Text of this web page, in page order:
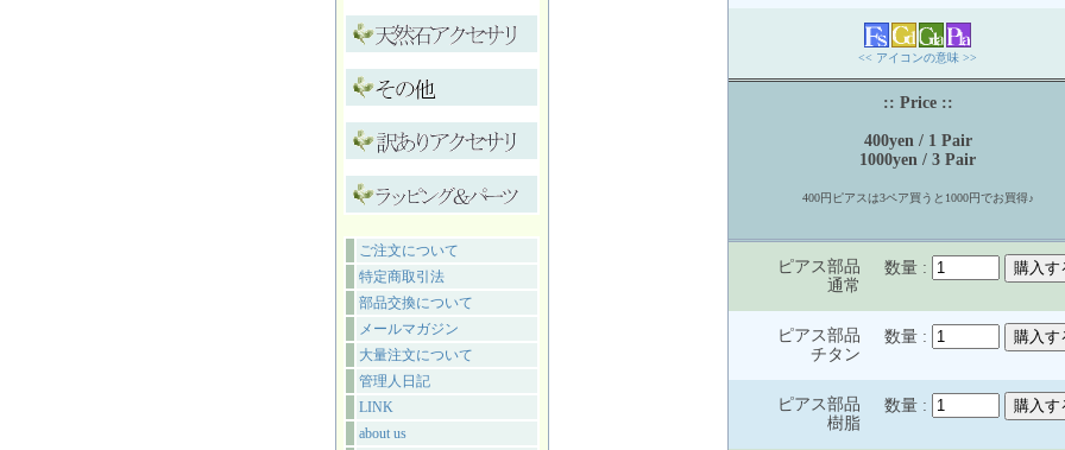
ご注文について
特定商取引法
部品交換について
メールマガジン
大量注文について
管理人日記
LINK
about us
<< アイコンの意味 >>
:: Price ::
400yen / 1 Pair
1000yen / 3 Pair
400円ピアスは3ペア買うと1000円でお買得♪
ピアス部品
通常
数量 :
ピアス部品
チタン
数量 :
ピアス部品
樹脂
数量 :